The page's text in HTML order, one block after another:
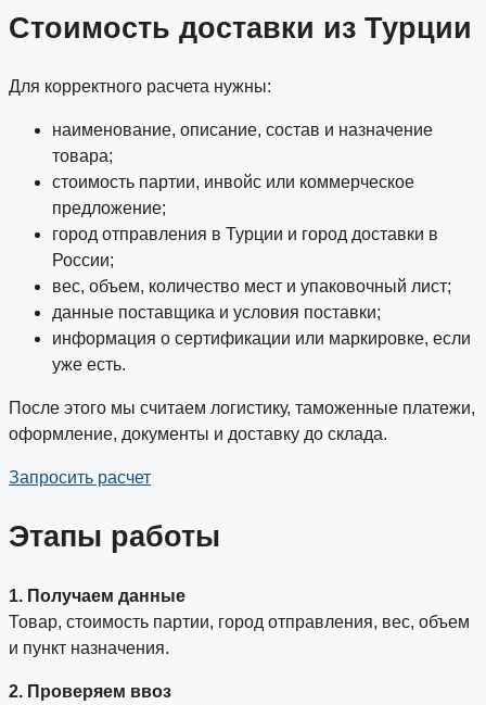
Стоимость доставки из Турции
Для корректного расчета нужны:
наименование, описание, состав и назначение
товара;
стоимость партии, инвойс или коммерческое
предложение;
город отправления в Турции и город доставки в
России;
вес, объем, количество мест и упаковочный лист;
данные поставщика и условия поставки;
информация о сертификации или маркировке, если
уже есть.
После этого мы считаем логистику, таможенные платежи,
оформление, документы и доставку до склада.
Запросить расчет
Этапы работы
1. Получаем данные
Товар, стоимость партии, город отправления, вес, объем
и пункт назначения.
2. Проверяем ввоз